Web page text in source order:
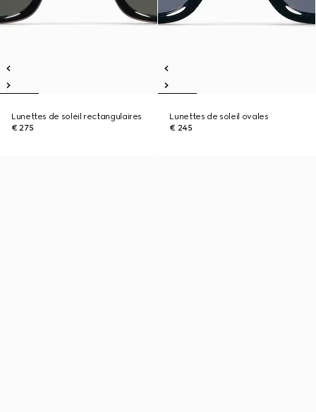
Lunettes de soleil rectangulaires
€ 275
Lunettes de soleil ovales
€ 245